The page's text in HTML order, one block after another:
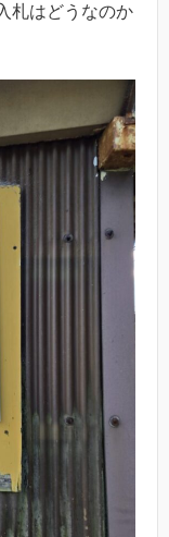
札はどうなのか